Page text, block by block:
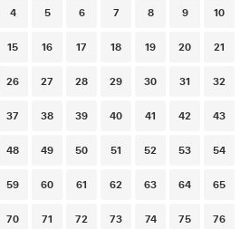
4 5 6 7 8 9 10
15 16 17 18 19 20 21
26 27 28 29 30 31 32
37 38 39 40 41 42 43
48 49 50 51 52 53 54
59 60 61 62 63 64 65
70 71 72 73 74 75 76